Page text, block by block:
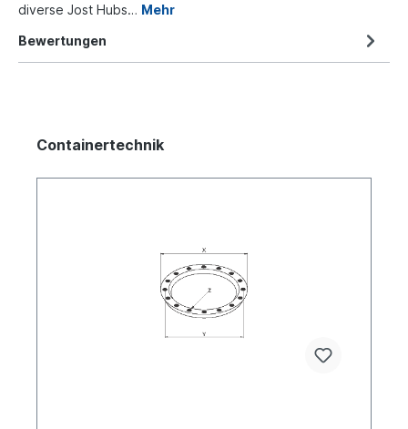
diverse Jost Hubs… Mehr
Bewertungen
Containertechnik